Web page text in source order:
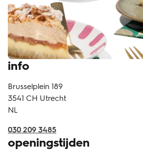
klantenservice
info
Brusselplein 189
3541 CH Utrecht
NL
030 209 3485
openingstijden